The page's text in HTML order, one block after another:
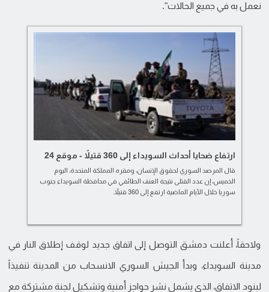
نعمل به في جميع الحالات".
ارتفاع ضحايا أحداث السويداء إلى 360 قتيلاً - موقع 24
قال المرصد السوري لحقوق الإنسان، ومقره المملكة المتحدة، اليوم
الخميس، إن عدد القتلى نتيجة العنف الطائفي في محافظة السويداء جنوب
سوريا خلال الأيام الماضية ارتفع إلى 360 قتيلاً.
ولاحقاً، أعلنت دمشق التوصل إلى اتفاق جديد لوقف إطلاق النار في
مدينة السويداء، وبدأ الجيش السوري الانسحاب من المدينة تنفيذاً
لبنود الاتفاق، الذي يشمل نشر حواجز أمنية وتشكيل لجنة مشتركة مع